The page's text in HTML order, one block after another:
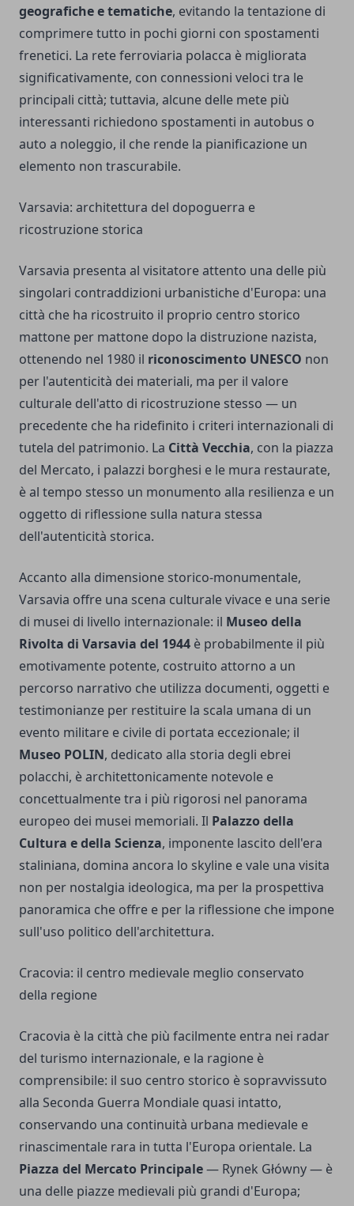
geografiche e tematiche, evitando la tentazione di
comprimere tutto in pochi giorni con spostamenti
frenetici. La rete ferroviaria polacca è migliorata
significativamente, con connessioni veloci tra le
principali città; tuttavia, alcune delle mete più
interessanti richiedono spostamenti in autobus o
auto a noleggio, il che rende la pianificazione un
elemento non trascurabile.
Varsavia: architettura del dopoguerra e
ricostruzione storica
Varsavia presenta al visitatore attento una delle più
singolari contraddizioni urbanistiche d'Europa: una
città che ha ricostruito il proprio centro storico
mattone per mattone dopo la distruzione nazista,
ottenendo nel 1980 il riconoscimento UNESCO non
per l'autenticità dei materiali, ma per il valore
culturale dell'atto di ricostruzione stesso — un
precedente che ha ridefinito i criteri internazionali di
tutela del patrimonio. La Città Vecchia, con la piazza
del Mercato, i palazzi borghesi e le mura restaurate,
è al tempo stesso un monumento alla resilienza e un
oggetto di riflessione sulla natura stessa
dell'autenticità storica.
Accanto alla dimensione storico-monumentale,
Varsavia offre una scena culturale vivace e una serie
di musei di livello internazionale: il Museo della
Rivolta di Varsavia del 1944 è probabilmente il più
emotivamente potente, costruito attorno a un
percorso narrativo che utilizza documenti, oggetti e
testimonianze per restituire la scala umana di un
evento militare e civile di portata eccezionale; il
Museo POLIN, dedicato alla storia degli ebrei
polacchi, è architettonicamente notevole e
concettualmente tra i più rigorosi nel panorama
europeo dei musei memoriali. Il Palazzo della
Cultura e della Scienza, imponente lascito dell'era
staliniana, domina ancora lo skyline e vale una visita
non per nostalgia ideologica, ma per la prospettiva
panoramica che offre e per la riflessione che impone
sull'uso politico dell'architettura.
Cracovia: il centro medievale meglio conservato
della regione
Cracovia è la città che più facilmente entra nei radar
del turismo internazionale, e la ragione è
comprensibile: il suo centro storico è sopravvissuto
alla Seconda Guerra Mondiale quasi intatto,
conservando una continuità urbana medievale e
rinascimentale rara in tutta l'Europa orientale. La
Piazza del Mercato Principale— Rynek Główny — è
una delle piazze medievali più grandi d'Europa;